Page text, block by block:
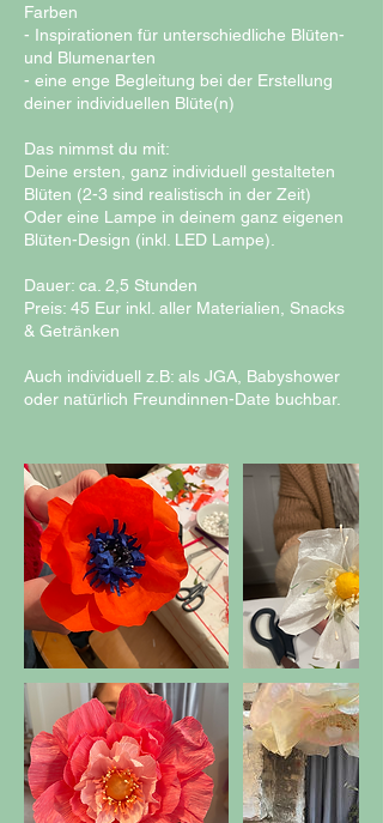
Farben
- Inspirationen für unterschiedliche Blüten-
und Blumenarten
- eine enge Begleitung bei der Erstellung
deiner individuellen Blüte(n)
Das nimmst du mit:
Deine ersten, ganz individuell gestalteten
Blüten (2-3 sind realistisch in der Zeit)
Oder eine Lampe in deinem ganz eigenen
Blüten-Design (inkl. LED Lampe).
Dauer: ca. 2,5 Stunden
Preis: 45 Eur inkl. aller Materialien, Snacks
& Getränken
Auch individuell z.B: als JGA, Babyshower
oder natürlich Freundinnen-Date buchbar.